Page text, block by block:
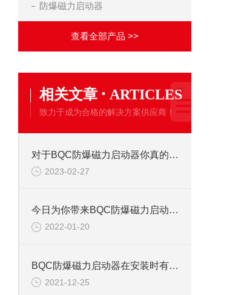
防爆磁力启动器
查看全部产品 >>
相关文章 · ARTICLES
致力于成为合格的解决方案供应商！
对于BQC防爆磁力启动器你真的了解了吗？
2023-02-27
今日为你带来BQC防爆磁力启动器结构与特性的解析
2022-01-20
BQC防爆磁力启动器在安装时有什么技巧
2021-12-25